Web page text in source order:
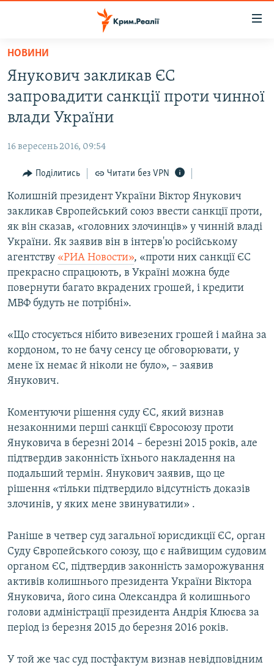
Перейти
основного
матеріалу
Перейти
до
основної
навігації
Перейти
пошуку
ВОДА.КРИМ
ВІДЕО ТА ФОТО
БЛОГИ
ПОГЛЯД
ІНТЕРВ'Ю
ВСЕ ЗА ДЕНЬ
СПЕЦПРОЕКТИ
ДЕПОРТАЦІЯ
ВІДЕОУРОКИ «ELIFBE»
СВІДЧЕННЯ ОКУПАЦІЇ
УКРАЇНСЬКА ПРОБЛЕМА КРИМУ
ІНФОГРАФІКА
ЯК ОБІЙТИ БЛОКУВАННЯ
Русский
ДОЛУЧАЙСЯ!
Усі сайти RFE/RL
НОВИНИ
Янукович закликав ЄС
запровадити санкції проти чинної
влади України
16 вересень 2016, 09:54
Поділитись Читати без VPN
Колишній президент України Віктор Янукович
закликав Європейський союз ввести санкції проти,
як він сказав, «головних злочинців» у чинній владі
України. Як заявив він в інтерв'ю російському
агентству «РИА Новости», «проти них санкції ЄС
прекрасно спрацюють, в Україні можна буде
повернути багато вкрадених грошей, і кредити
МВФ будуть не потрібні».
«Що стосується нібито вивезених грошей і майна за
кордоном, то не бачу сенсу це обговорювати, у
мене їх немає й ніколи не було», – заявив
Янукович.
Коментуючи рішення суду ЄС, який визнав
незаконними перші санкції Євросоюзу проти
Януковича в березні 2014 – березні 2015 років, але
підтвердив законність їхнього накладення на
подальший термін. Янукович заявив, що це
рішення «тільки підтвердило відсутність доказів
злочинів, у яких мене звинуватили» .
Раніше в четвер суд загальної юрисдикції ЄС, орган
Суду Європейського союзу, що є найвищим судовим
органом ЄС, підтвердив законність заморожування
активів колишнього президента України Віктора
Януковича, його сина Олександра й колишнього
голови адміністрації президента Андрія Клюєва за
період із березня 2015 до березня 2016 років.
У той же час суд постфактум визнав невідповідним